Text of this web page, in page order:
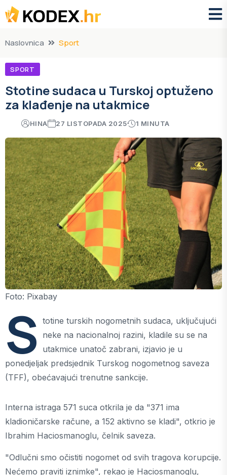
Naslovnica Sport
SPORT
Stotine sudaca u Turskoj optuženo
za klađenje na utakmice
HINA 27 LISTOPADA 2025 1 MINUTA
Foto: Pixabay
S totine turskih nogometnih sudaca, uključujući
neke na nacionalnoj razini, kladile su se na
utakmice unatoč zabrani, izjavio je u
ponedjeljak predsjednik Turskog nogometnog saveza
(TFF), obećavajući trenutne sankcije.
Interna istraga 571 suca otkrila je da "371 ima
kladioničarske račune, a 152 aktivno se kladi", otkrio je
Ibrahim Haciosmanoglu, čelnik saveza.
"Odlučni smo očistiti nogomet od svih tragova korupcije.
Nećemo praviti iznimke", rekao je Haciosmanoglu,